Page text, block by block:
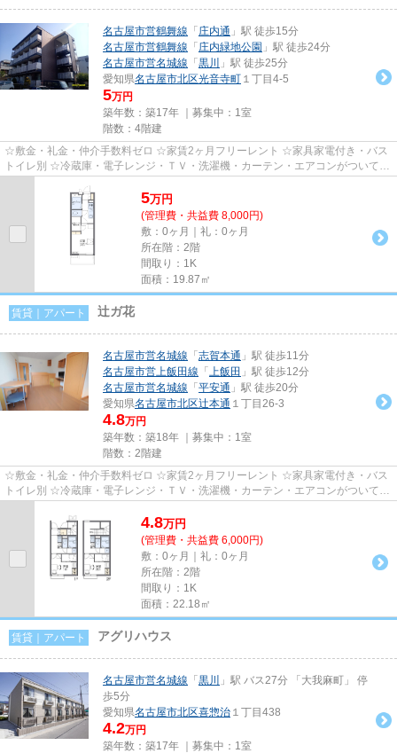
名古屋市営鶴舞線 「 庄内通 」駅 徒歩15分
名古屋市営鶴舞線 「 庄内緑地公園 」駅 徒歩24分
名古屋市営名城線 「 黒川
」駅 徒歩25分
愛知県名古屋市北区光音寺町 １丁目4-5
5万円
築年数：築17年 ｜募集中： 1室
階数：4階建
☆敷金・礼金・仲介手数料ゼロ ☆家賃2ヶ月フリーレント ☆家具家電付き・バス
トイレ別 ☆冷蔵庫・電子レンジ・ＴＶ・洗濯機・カーテン・エアコンがついてい
5万円
(管理費・共益費 8,000円)
敷：0ヶ月｜礼：0ヶ月
所在階：2階
間取り：1K
面積：19.87㎡
賃貸｜アパート 辻ガ花
名古屋市営名城線 「 志賀本通 」駅 徒歩11分
名古屋市営上飯田線 「 上飯田 」駅 徒歩12分
名古屋市営名城線 「 平安通 」駅 徒歩20分
愛知県名古屋市北区辻本通 １丁目26-3
4.8万円
築年数：築18年 ｜募集中： 1室
階数：2階建
☆敷金・礼金・仲介手数料ゼロ ☆家賃2ヶ月フリーレント ☆家具家電付き・バス
トイレ別 ☆冷蔵庫・電子レンジ・ＴＶ・洗濯機・カーテン・エアコンがついてい
4.8万円
(管理費・共益費 6,000円)
敷：0ヶ月｜礼：0ヶ月
所在階：2階
間取り：1K
面積：22.18㎡
賃貸｜アパート アグリハウス
名古屋市営名城線 「 黒川
」駅 バス27分 「大我麻町」 停
歩5分
愛知県名古屋市北区喜惣治 １丁目438
4.2万円
築年数：築17年 ｜募集中： 1室